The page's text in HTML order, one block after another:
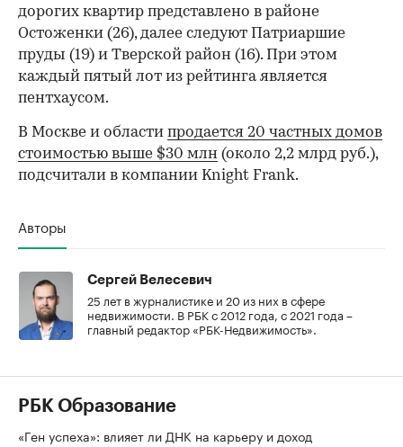
дорогих квартир представлено в районе
Остоженки (26), далее следуют Патриаршие
пруды (19) и Тверской район (16). При этом
каждый пятый лот из рейтинга является
пентхаусом.
В Москве и области продается 20 частных домов
стоимостью выше $30 млн (около 2,2 млрд руб.),
подсчитали в компании Knight Frank.
Авторы
Сергей Велесевич
25 лет в журналистике и 20 из них в сфере
недвижимости. В РБК с 2012 года, с 2021 года –
главный редактор «РБК-Недвижимость».
РБК Образование
«Ген успеха»: влияет ли ДНК на карьеру и доход